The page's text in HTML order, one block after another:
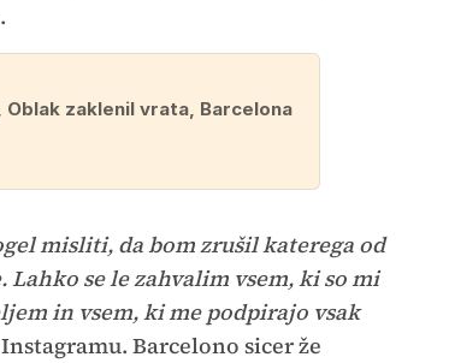
zaklenil vrata, Barcelona
misliti, da bom zrušil katerega od
Lahko se le zahvalim vsem, ki so mi
in vsem, ki me podpirajo vsak
Barcelono sicer že